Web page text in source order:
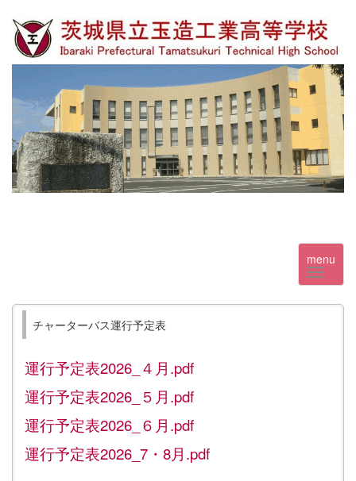
menu
チャーターバス運行予定表
運行予定表2026_４月.pdf
運行予定表2026_５月.pdf
運行予定表2026_６月.pdf
運行予定表2026_7・8月.pdf